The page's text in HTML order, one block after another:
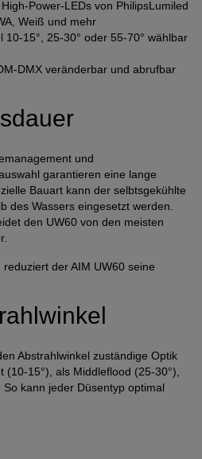
Power-LEDs von PhilipsLumiled
Weiß und mehr
15°, 25-30° oder 55-70° wählbar
DMX veränderbar und abrufbar
und
garantieren eine lange
Bauart kann der selbtsgekühlte
des Wassers eingesetzt werden.
den UW60 von den meisten
der AIM UW60 seine
Abstrahlwinkel zuständige Optik
15°), als Middleflood (25-30°),
kann jeder Düsentyp optimal
zur interaktiven
Schriftarten.
privacy/policies/adobe-fonts.html)